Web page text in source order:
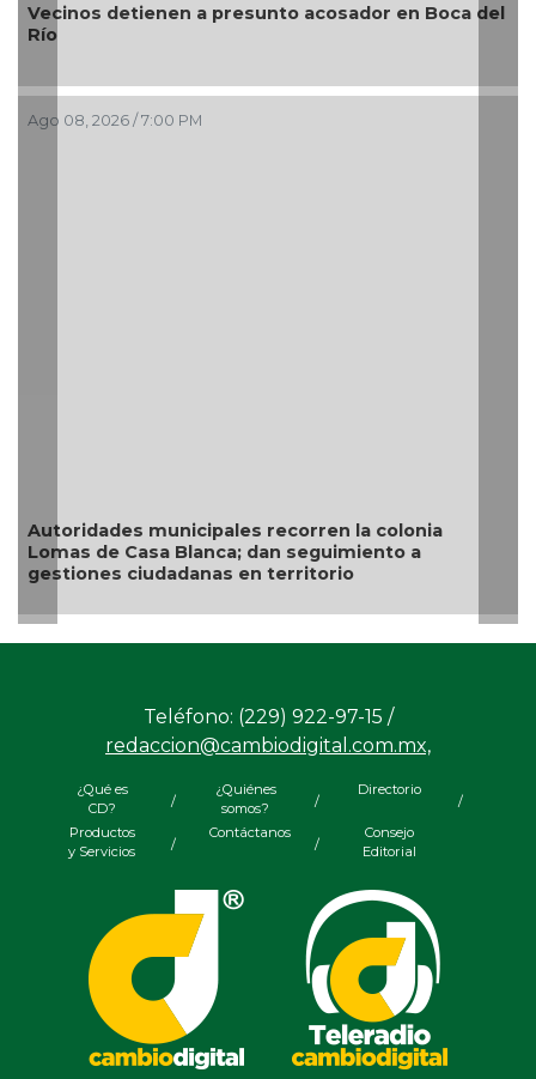
Vecinos detienen a presunto acosador en Boca del
Río
Ago 08, 2026 / 7:00 PM
Autoridades municipales recorren la colonia
Lomas de Casa Blanca; dan seguimiento a
gestiones ciudadanas en territorio
Teléfono: (229) 922-97-15 /
redaccion@cambiodigital.com.mx,
¿Qué es
CD?
/
¿Quiénes
somos?
/
Directorio
/
Productos
y Servicios
/
Contáctanos
/
Consejo
Editorial